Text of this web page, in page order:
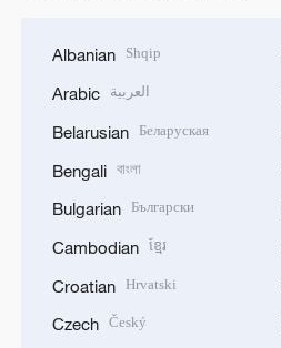
Albanian Shqip
Arabic العربية
Belarusian Беларуская
Bengali বাংলা
Bulgarian Български
Cambodian ខ្មែរ
Croatian Hrvatski
Czech Český